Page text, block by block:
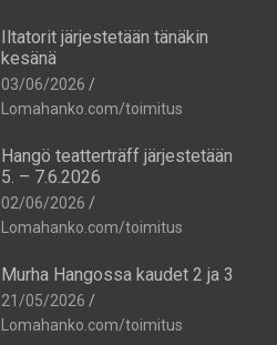
Iltatorit järjestetään tänäkin
kesänä
03/06/2026
Lomahanko.com/toimitus
Hangö teatterträff järjestetään
5. – 7.6.2026
02/06/2026
Lomahanko.com/toimitus
Murha Hangossa kaudet 2 ja 3
21/05/2026
Lomahanko.com/toimitus